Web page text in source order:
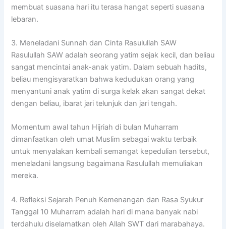
membuat suasana hari itu terasa hangat seperti suasana
lebaran.
3. Meneladani Sunnah dan Cinta Rasulullah SAW
Rasulullah SAW adalah seorang yatim sejak kecil, dan beliau
sangat mencintai anak-anak yatim. Dalam sebuah hadits,
beliau mengisyaratkan bahwa kedudukan orang yang
menyantuni anak yatim di surga kelak akan sangat dekat
dengan beliau, ibarat jari telunjuk dan jari tengah.
Momentum awal tahun Hijriah di bulan Muharram
dimanfaatkan oleh umat Muslim sebagai waktu terbaik
untuk menyalakan kembali semangat kepedulian tersebut,
meneladani langsung bagaimana Rasulullah memuliakan
mereka.
4. Refleksi Sejarah Penuh Kemenangan dan Rasa Syukur
Tanggal 10 Muharram adalah hari di mana banyak nabi
terdahulu diselamatkan oleh Allah SWT dari marabahaya.